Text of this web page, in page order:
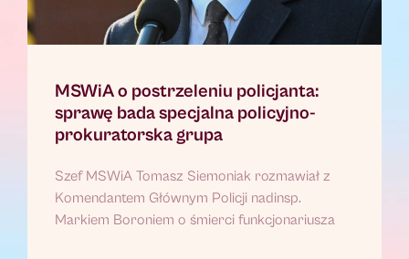
MSWiA o postrzeleniu policjanta:
sprawę bada specjalna policyjno-
prokuratorska grupa
Szef MSWiA Tomasz Siemoniak rozmawiał z
Komendantem Głównym Policji nadinsp.
Markiem Boroniem o śmierci funkcjonariusza